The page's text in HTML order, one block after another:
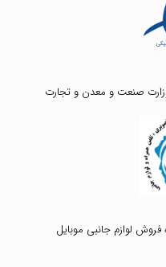
صنعت و معدن و تجارت
لوازم جانبی موبایل